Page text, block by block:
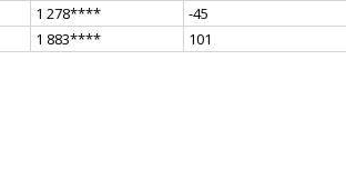
1 278****
-45
1 883****
101